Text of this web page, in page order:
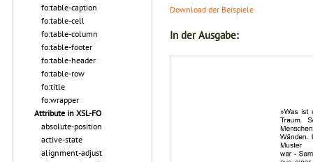
fo:table-caption
fo:table-cell
fo:table-column
fo:table-footer
fo:table-header
fo:table-row
fo:title
fo:wrapper
Attribute in XSL-FO
absolute-position
active-state
alignment-adjust
Download der Beispiele
In der Ausgabe: